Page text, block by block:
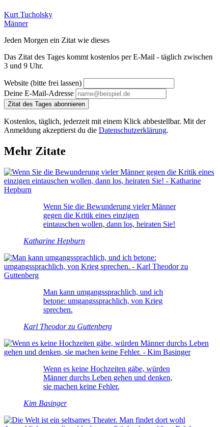
Kurt Tucholsky
Männer
Jeden Morgen ein Zitat wie dieses
Das Zitat des Tages kommt kostenlos per E-Mail - täglich zwischen
3 und 9 Uhr.
Website (bitte frei lassen)
Deine E-Mail-Adresse
Zitat des Tages abonnieren
Kostenlos, täglich, jederzeit mit einem Klick abbestellbar. Mit der
Anmeldung akzeptierst du die Datenschutzerklärung.
Mehr Zitate
Wenn Sie die Bewunderung vieler Männer
gegen die Kritik eines einzigen
eintauschen wollen, dann los, heiraten Sie!
Katharine Hepburn
Man kann umgangssprachlich, und ich
betone: umgangssprachlich, von Krieg
sprechen.
Karl Theodor zu Guttenberg
Wenn es keine Hochzeiten gäbe, würden
Männer durchs Leben gehen und denken,
sie machen keine Fehler.
Kim Basinger